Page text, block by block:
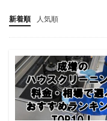
新着順 人気順